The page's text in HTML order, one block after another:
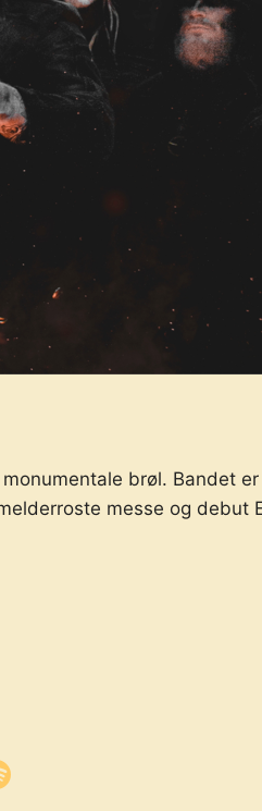
brøl. Bandet
messe og debut